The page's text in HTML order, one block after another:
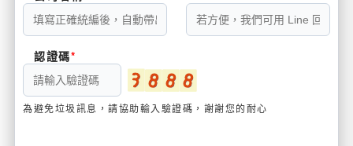
認證碼
為避免垃圾訊息，請協助輸入驗證碼，謝謝您的耐心